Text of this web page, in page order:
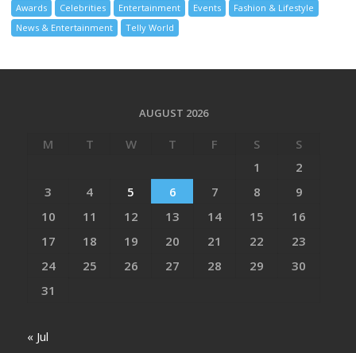
Awards Celebrities Entertainment Events
Fashion & Lifestyle
News & Entertainment
Telly World
AUGUST 2026
M T W T F S
S
1
2
3
4 5 6 7 8
9
10
11 12 13 14 15
16
17
18 19 20 21 22
23
24
25 26 27 28 29
30
31
« Jul